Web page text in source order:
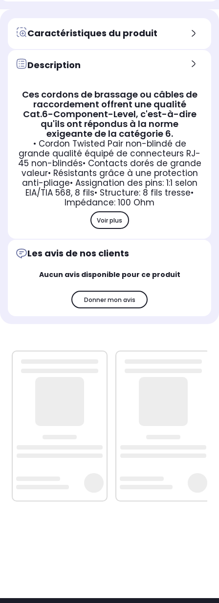
Caractéristiques du produit
Description
Ces cordons de brassage ou câbles de
raccordement offrent une qualité
Cat.6-Component-Level, c'est-à-dire
qu'ils ont répondus à la norme
exigeante de la catégorie 6.
• Cordon Twisted Pair non-blindé de
grande qualité équipé de connecteurs RJ-
45 non-blindés• Contacts dorés de grande
valeur• Résistants grâce à une protection
anti-pliage• Assignation des pins: 1:1 selon
EIA/TIA 568, 8 fils• Structure: 8 fils tresse•
Impédance: 100 Ohm
Voir plus
Les avis de nos clients
Aucun avis disponible pour ce produit
Donner mon avis